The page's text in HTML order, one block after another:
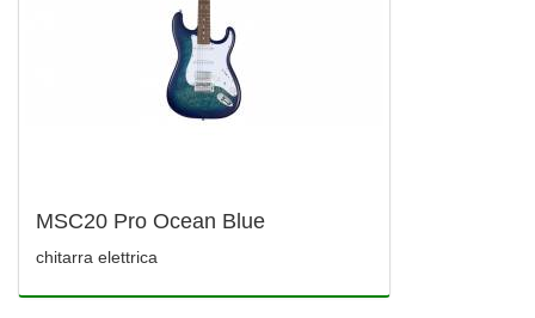
MSC20 Pro Ocean Blue
chitarra elettrica